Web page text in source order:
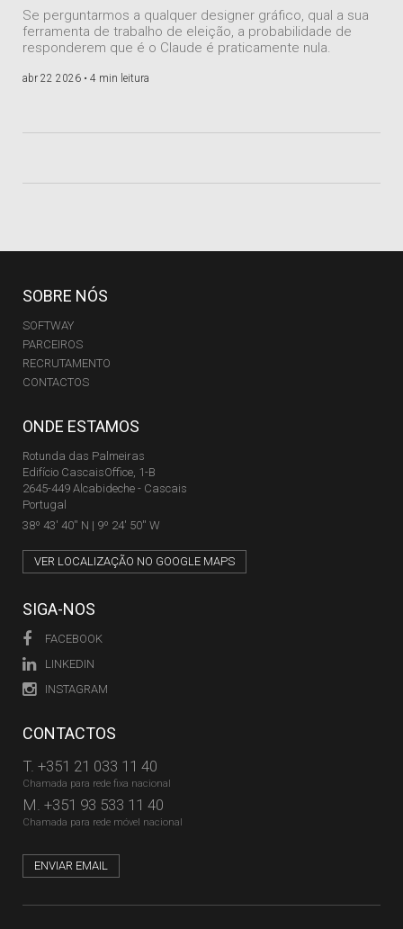
Se perguntarmos a qualquer designer gráfico, qual a sua
ferramenta de trabalho de eleição, a probabilidade de
responderem que é o Claude é praticamente nula.
abr 22 2026 • 4 min leitura
SOBRE NÓS
SOFTWAY
PARCEIROS
RECRUTAMENTO
CONTACTOS
ONDE ESTAMOS
Rotunda das Palmeiras
Edifício CascaisOffice, 1-B
2645-449 Alcabideche - Cascais
Portugal
38º 43' 40'' N | 9º 24' 50'' W
VER LOCALIZAÇÃO NO GOOGLE MAPS
SIGA-NOS
FACEBOOK
LINKEDIN
INSTAGRAM
CONTACTOS
T. +351 21 033 11 40
Chamada para rede fixa nacional
M. +351 93 533 11 40
Chamada para rede móvel nacional
ENVIAR EMAIL